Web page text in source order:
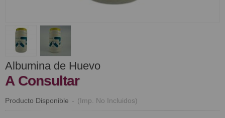
Albumina de Huevo
A Consultar
Producto Disponible - (Imp. No Incluidos)